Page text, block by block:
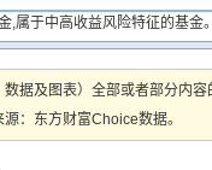
属于中高收益风险特征的基金。
据及图表）全部或者部分内
：东方财富Choice数据。